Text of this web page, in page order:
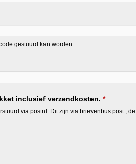
gestuurd kan worden.
inclusief verzendkosten. *
via postnl. Dit zijn via brievenbus post ,